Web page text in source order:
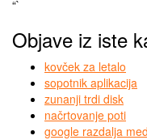
“`
Objave iz iste
kovček za letalo
sopotnik aplikacija
zunanji trdi disk
načrtovanje poti
google razdalja